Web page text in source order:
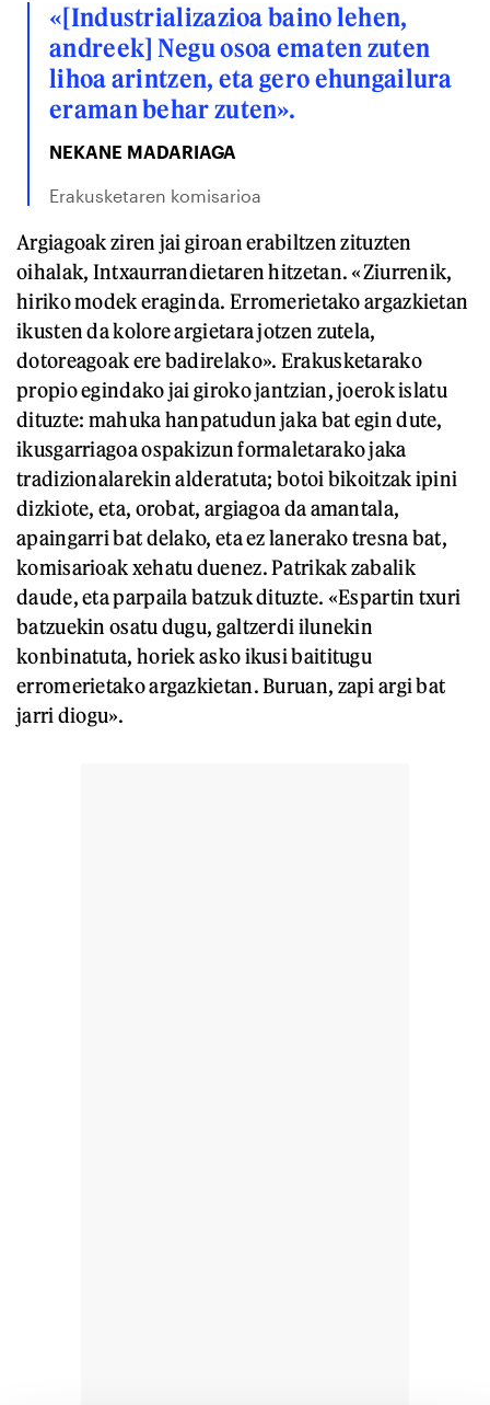
«[Industrializazioa baino lehen,
andreek] Negu osoa ematen zuten
lihoa arintzen, eta gero ehungailura
eraman behar zuten».
NEKANE MADARIAGA
Erakusketaren komisarioa
Argiagoak ziren jai giroan erabiltzen zituzten
oihalak, Intxaurrandietaren hitzetan. «Ziurrenik,
hiriko modek eraginda. Erromerietako argazkietan
ikusten da kolore argietara jotzen zutela,
dotoreagoak ere badirelako». Erakusketarako
propio egindako jai giroko jantzian, joerok islatu
dituzte: mahuka hanpatudun jaka bat egin dute,
ikusgarriagoa ospakizun formaletarako jaka
tradizionalarekin alderatuta; botoi bikoitzak ipini
dizkiote, eta, orobat, argiagoa da amantala,
apaingarri bat delako, eta ez lanerako tresna bat,
komisarioak xehatu duenez. Patrikak zabalik
daude, eta parpaila batzuk dituzte. «Espartin txuri
batzuekin osatu dugu, galtzerdi ilunekin
konbinatuta, horiek asko ikusi baititugu
erromerietako argazkietan. Buruan, zapi argi bat
jarri diogu».